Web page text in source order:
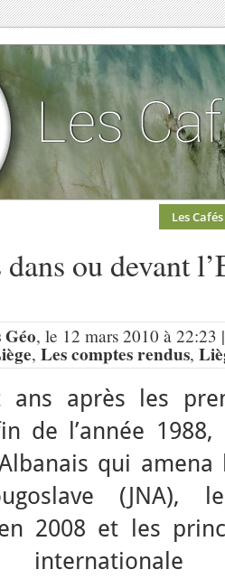
Les Cafés
ou devant
Géo, le 12 mars 2010 à
, Les comptes rendus,
ans après les
de l’année
qui amena
(JNA),
2008 et les